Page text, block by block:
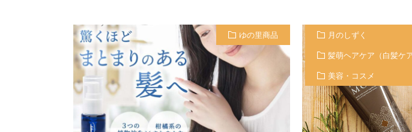
ゆの里商品 月のしずく
髪萌ヘアケア（白髪ケ
美容・コスメ